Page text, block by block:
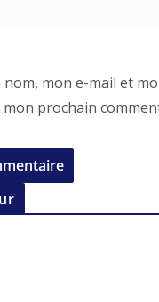
mon e-mail et
prochain